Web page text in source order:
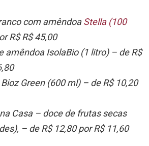
com amêndoaStella (100
R$ R$ 45,00
amêndoa IsolaBio (1 litro) – de R$
Green (600 ml) – de R$ 10,20
Casa – doce de frutas secas
– de R$ 12,80 por R$ 11,60